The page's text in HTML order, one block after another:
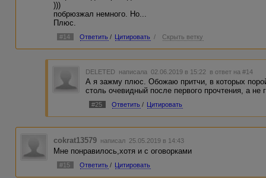
)))
побрюзжал немного. Но...
Плюс.
#14 Ответить / Цитировать / Скрыть ветку
DELETED написала 02.06.2019 в 15:22 в ответ на #14
А я зажму плюс. Обожаю притчи, в которых
столь очевидный после первого прочтения, а не
#25 Ответить / Цитировать
cokrat13579 написал 25.05.2019 в 14:43
Мне понравилось,хотя и с оговорками
#15 Ответить / Цитировать